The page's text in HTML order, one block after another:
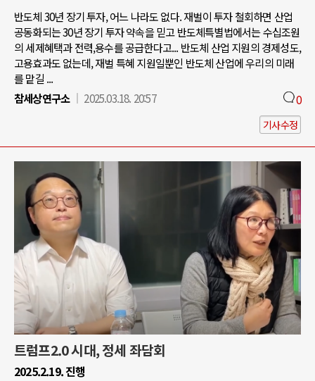
반도체 30년 장기 투자, 어느 나라도 없다. 재벌이 투자 철회하면 산업
공동화되는 30년 장기 투자 약속을 믿고 반도체특별법에서는 수십조원
의 세제혜택과 전력,용수를 공급한다고... 반도체 산업 지원의 경제성도,
고용효과도 없는데, 재벌 특혜 지원일뿐인 반도체 산업에 우리의 미래
를 맡길 ...
참세상연구소
2025.03.18. 20:57 0
기사수정
트럼프2.0 시대, 정세 좌담회
2025.2.19. 진행